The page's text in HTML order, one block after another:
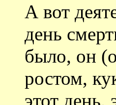
А вот
день
было, он
ростом,
этот